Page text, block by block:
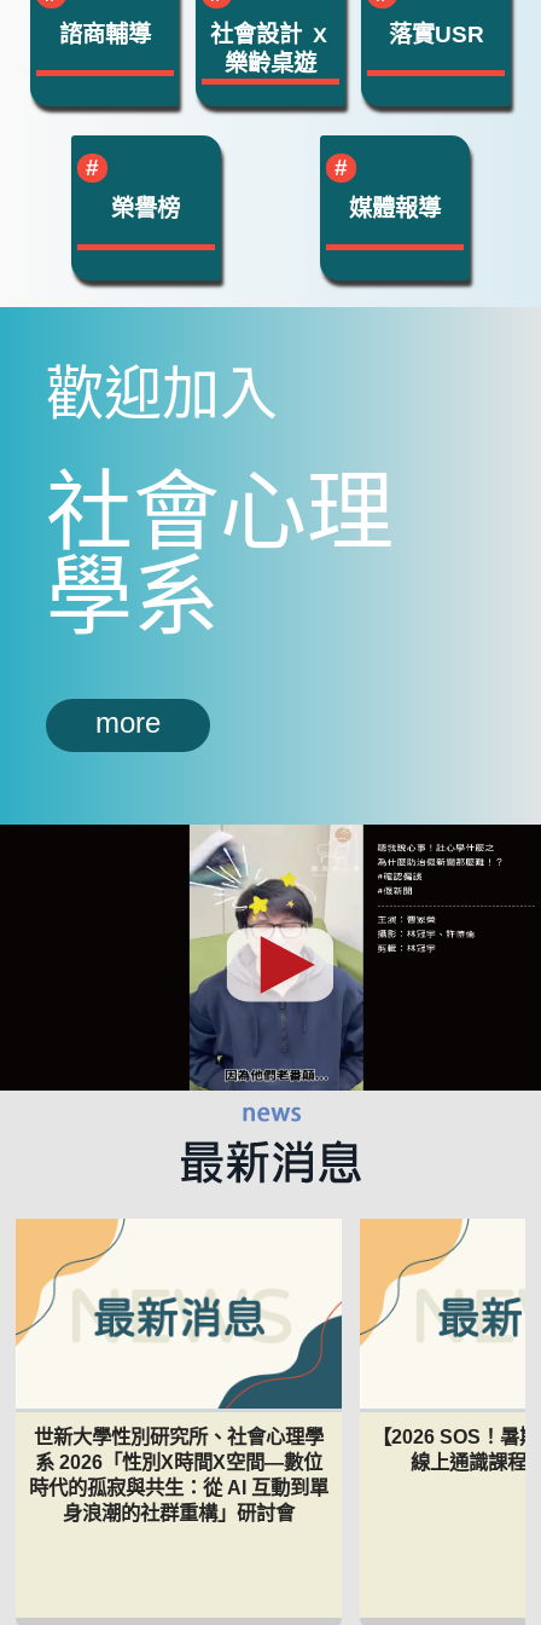
諮商輔導
社會設計 ｘ
樂齡桌遊
落實USR
榮譽榜 媒體報導
歡迎加入
社會心理
學系
more
世新大學性別研究所、社會心理學
系 2026「性別Χ時間Χ空間—數位
時代的孤寂與共生：從 AI 互動到單
身浪潮的社群重構」研討會
【2026 SOS！暑
線上通識課程